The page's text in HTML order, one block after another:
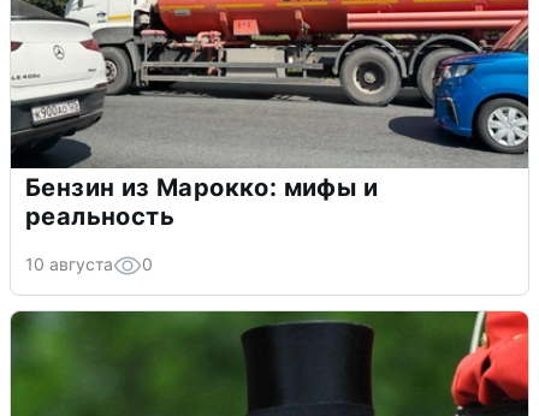
Бензин из Марокко: мифы и
реальность
10 августа 0